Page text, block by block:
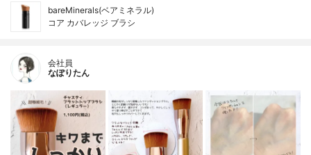
bareMinerals(ベアミネラル)
コア カバレッジ ブラシ
会社員
なぽりたん